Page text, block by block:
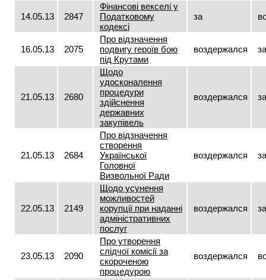
14.05.13 2847
Фінансові векселі у
Податковому
кодексі
за
16.05.13 2075
Про відзначення
подвигу героїв бою
під Крутами
воздержался за
21.05.13 2680
Щодо
удосконалення
процедури
здійснення
державних
закупівель
воздержался за
21.05.13 2684
Про відзначення
створення
Української
Головної
Визвольної Ради
воздержался за
22.05.13 2149
Щодо усунення
можливостей
корупції при наданні
адміністративних
послуг
воздержался за
23.05.13 2090
Про утворення
слідчої комісії за
скороченою
процедурою
воздержался